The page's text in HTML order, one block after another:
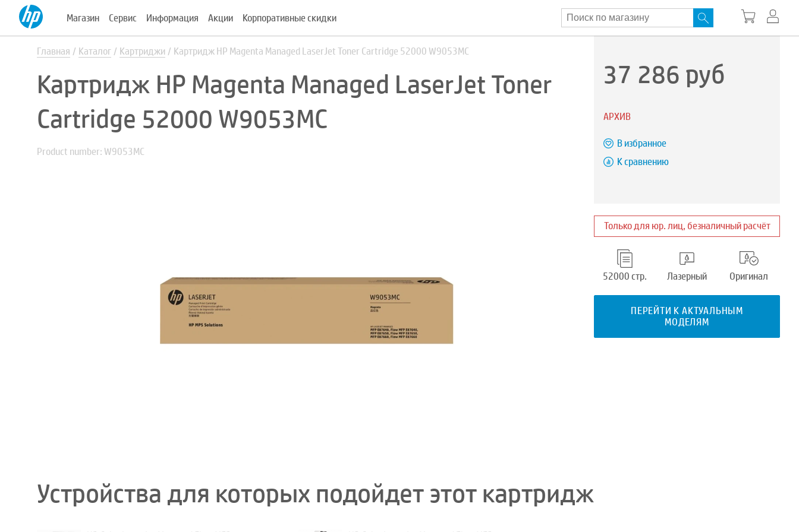
Магазин Сервис Информация Акции Корпоративные скидки
Главная Каталог Картриджи Картридж HP Magenta Managed LaserJet Toner Cartridge 52000 W9053MC
Картридж HP Magenta Managed LaserJet Toner
Cartridge 52000 W9053MC
Product number: W9053MC
37 286 руб
АРХИВ
В избранное
К сравнению
Только для юр. лиц, безналичный расчёт
52000 стр. Лазерный Оригинал
ПЕРЕЙТИ К АКТУАЛЬНЫМ
МОДЕЛЯМ
Устройства для которых подойдет этот картридж